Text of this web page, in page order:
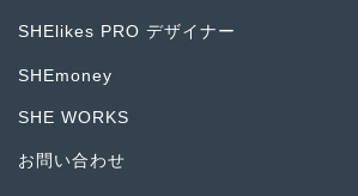
SHElikes PRO デザイナー
SHEmoney
SHE WORKS
お問い合わせ